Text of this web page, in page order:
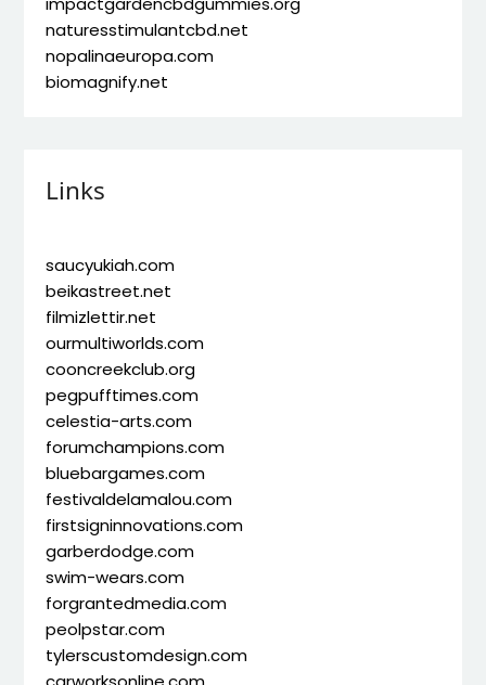
naturesstimulantcbd.net
nopalinaeuropa.com
biomagnify.net
Links
saucyukiah.com
beikastreet.net
filmizlettir.net
ourmultiworlds.com
cooncreekclub.org
pegpufftimes.com
celestia-arts.com
forumchampions.com
bluebargames.com
festivaldelamalou.com
firstsigninnovations.com
garberdodge.com
swim-wears.com
forgrantedmedia.com
peolpstar.com
tylerscustomdesign.com